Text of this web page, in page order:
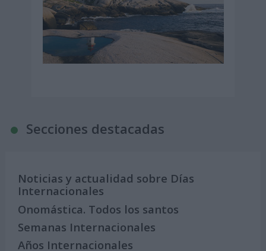
Secciones destacadas
Noticias y actualidad sobre Días
Internacionales
Onomástica. Todos los santos
Semanas Internacionales
Años Internacionales